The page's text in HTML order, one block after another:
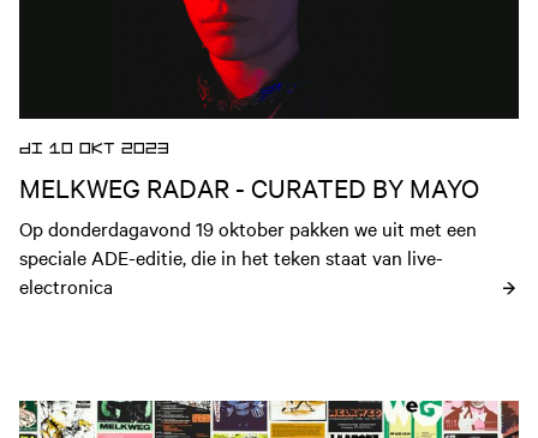
DI 10 OKT 2023
MELKWEG RADAR - CURATED BY MAYO
Op donderdagavond 19 oktober pakken we uit met een
speciale ADE-editie, die in het teken staat van live-
electronica
Open nieuws artikel